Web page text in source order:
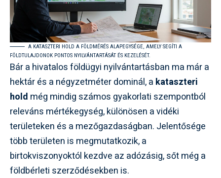
A KATASZTERI HOLD A FÖLDMÉRÉS ALAPEGYSÉGE, AMELY SEGÍTI A
FÖLDTULAJDONOK PONTOS NYILVÁNTARTÁSÁT ÉS KEZELÉSÉT.
Bár a hivatalos földügyi nyilvántartásban ma már a
hektár és a négyzetméter dominál, a kataszteri
hold még mindig számos gyakorlati szempontból
releváns mértékegység, különösen a vidéki
területeken és a mezőgazdaságban. Jelentősége
több területen is megmutatkozik, a
birtokviszonyoktól kezdve az adózásig, sőt még a
földbérleti szerződésekben is.